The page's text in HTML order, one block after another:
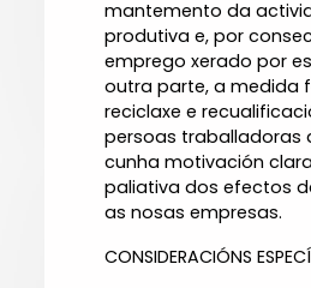
mantemento da
produtiva e, por
emprego xerado por
outra parte, a medida
reciclaxe e
persoas traballadoras
cunha motivación
paliativa dos efectos
as nosas empresas.
CONSIDERACIÓNS